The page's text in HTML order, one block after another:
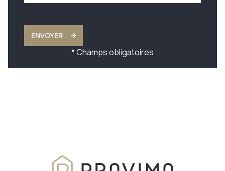
ENVOYER
* Champs obligatoires